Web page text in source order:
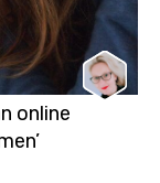
online